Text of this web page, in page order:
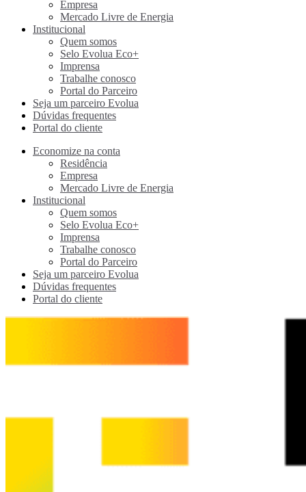
Empresa
Mercado Livre de Energia
Institucional
Quem somos
Selo Evolua Eco+
Imprensa
Trabalhe conosco
Portal do Parceiro
Seja um parceiro Evolua
Dúvidas frequentes
Portal do cliente
Economize na conta
Residência
Empresa
Mercado Livre de Energia
Institucional
Quem somos
Selo Evolua Eco+
Imprensa
Trabalhe conosco
Portal do Parceiro
Seja um parceiro Evolua
Dúvidas frequentes
Portal do cliente